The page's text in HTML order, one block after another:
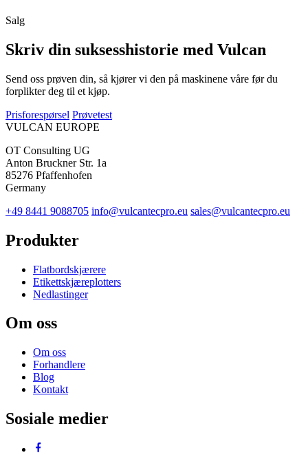
Salg
Skriv din suksesshistorie med Vulcan
Send oss prøven din, så kjører vi den på maskinene våre før du
forplikter deg til et kjøp.
Prisforespørsel Prøvetest
VULCAN EUROPE
OT Consulting UG
Anton Bruckner Str. 1a
85276 Pfaffenhofen
Germany
+49 8441 9088705 info@vulcantecpro.eu sales@vulcantecpro.eu
Produkter
Flatbordskjærere
Etikettskjæreplotters
Nedlastinger
Om oss
Om oss
Forhandlere
Blog
Kontakt
Sosiale medier